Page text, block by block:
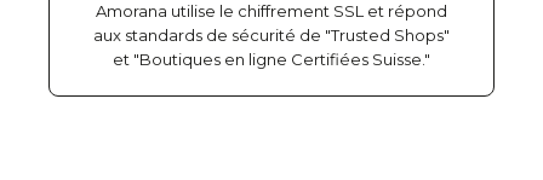
Amorana utilise le chiffrement SSL et répond
aux standards de sécurité de "Trusted Shops"
et "Boutiques en ligne Certifiées Suisse."